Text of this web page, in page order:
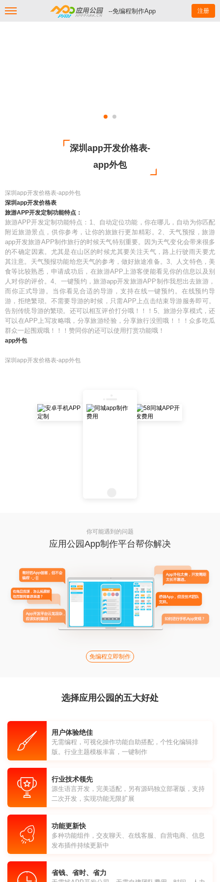
--免编程制作App 注册
深圳app开发价格表-
app外包
深圳app开发价格表-app外包
深圳app开发价格表
旅游APP开发定制功能特点：
旅游APP开发定制功能特点：1、自动定位功能，你在哪儿，自动为你匹配
附近旅游景点，供你参考，让你的旅旅行更加精彩。2、天气预报，旅游
app开发旅游APP制作旅行的时候天气特别重要。因为天气变化会带来很多
的不确定因素。尤其是在山区的时候尤其要关注天气，路上行驶雨天要尤
其注意。天气预报功能给您天气的参考，做好旅途准备。3、人文特色，美
食等比较熟悉，申请成功后，在旅游APP上游客便能看见你的信息以及别
人对你的评价。4、一键预约，旅游app开发旅游APP制作我想出去旅游，
而你正式导游。当你看见合适的导游，支持在线一键预约。在线预约导
游，拒绝繁琐。不需要导游的时候，只需APP上点击结束导游服务即可。
告别传统导游的繁琐。还可以相互评价打分哦！！！5、旅游分享模式，还
可以在APP上写攻略哦，分享旅游经验，分享旅行没照哦！！！众多吃瓜
群众一起围观哦！！！赞同你的还可以使用打赏功能哦！
app外包
深圳app开发价格表-app外包
你可能遇到的问题
应用公园App制作平台帮你解决
免编程立即制作
选择应用公园的五大好处
用户体验绝佳
无需编程，可视化操作功能自助搭配，个性化编辑排
版。行业主题模板丰富，一键制作
行业技术领先
源生语言开发，完美适配，另有源码独立部署版，支持
二次开发，实现功能无限扩展
功能更新快
多种功能组件，交友聊天、在线客服、自营电商、信息
发布插件持续更新中
省钱、省时、省力